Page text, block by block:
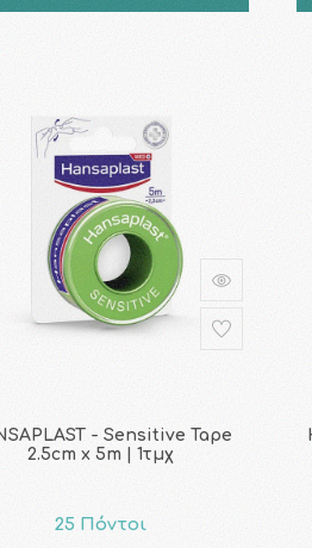
- Sensitive Tape
2.5cm x 5m | 1τμχ
25 Πόντοι